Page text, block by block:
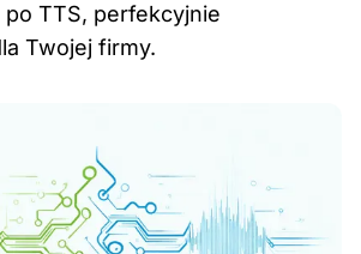
po TTS, perfekcyjnie
Twojej firmy.